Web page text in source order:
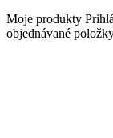
Moje produkty
objednávané